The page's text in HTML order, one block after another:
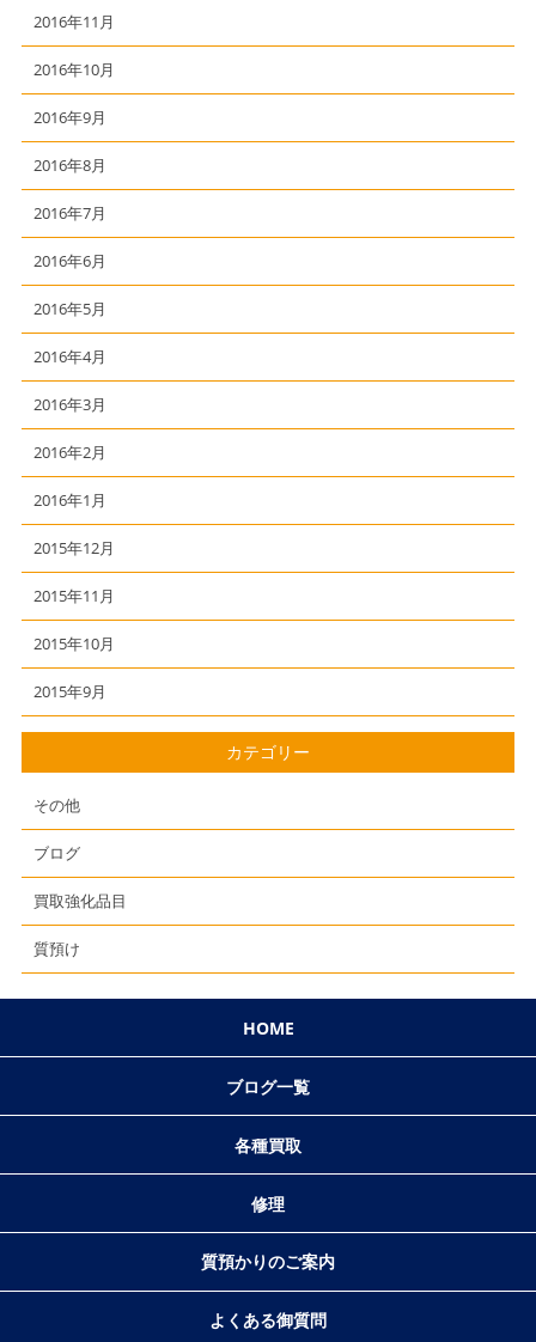
2016年11月
2016年10月
2016年9月
2016年8月
2016年7月
2016年6月
2016年5月
2016年4月
2016年3月
2016年2月
2016年1月
2015年12月
2015年11月
2015年10月
2015年9月
カテゴリー
その他
ブログ
買取強化品目
質預け
HOME
ブログ一覧
各種買取
修理
質預かりのご案内
よくある御質問